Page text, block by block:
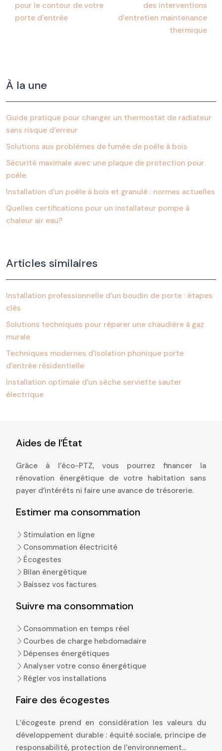
pour le contour de votre
porte d’entrée
des interventions
d’entretien maintenance
thermique
À la une
Guide pratique pour changer un thermostat de radiateur
sans risque d’erreur
Solutions aux problèmes de fumée de poêle à bois
Sécurité maximale avec une plaque de protection pour
poêle
Installation d’un poêle à bois et granulé : normes actuelles
Quelles certifications pour un installateur pompe à
chaleur air eau?
Articles similaires
Installation professionnelle d’un boudin de porte : étapes
clés
Solutions techniques pour réparer une chaudière à gaz
murale
Techniques modernes d’isolation phonique porte
d’entrée résidentielle
Installation optimale d’un sèche serviette sauter
électrique
Aides de l’État
Grâce à l’éco-PTZ, vous pourrez financer la
rénovation énergétique de votre habitation sans
payer d’intérêts ni faire une avance de trésorerie.
Estimer ma consommation
Stimulation en ligne
Consommation électricité
Écogestes
Bilan énergétique
Baissez vos factures
Suivre ma consommation
Consommation en temps réel
Courbes de charge hebdomadaire
Dépenses énergétiques
Analyser votre conso énergétique
Régler vos installations
Faire des écogestes
L’écogeste prend en considération les valeurs du
développement durable : équité sociale, principe de
responsabilité, protection de l’environnement…